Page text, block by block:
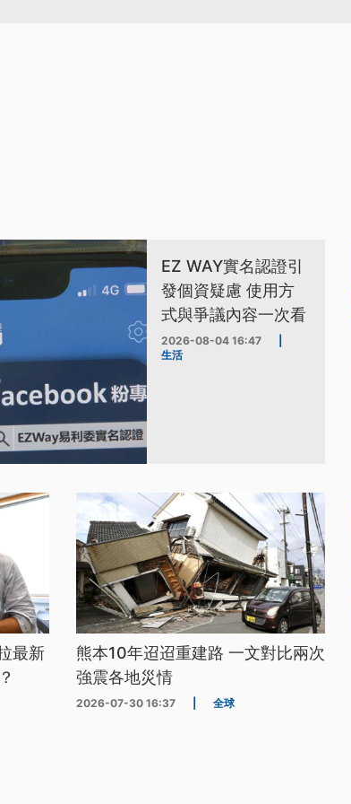
EZ WAY實名認證引
發個資疑慮 使用方
式與爭議內容一次看
2026-08-04 16:47
生活
最新
熊本10年迢迢重建路 一文對比兩次
強震各地災情
2026-07-30 16:37 全球